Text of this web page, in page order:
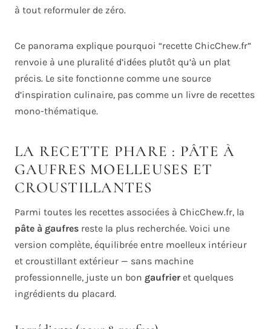
à tout reformuler de zéro.
Ce panorama explique pourquoi “recette ChicChew.fr”
renvoie à une pluralité d’idées plutôt qu’à un plat
précis. Le site fonctionne comme une source
d’inspiration culinaire, pas comme un livre de recettes
mono-thématique.
LA RECETTE PHARE : PÂTE À
GAUFRES MOELLEUSES ET
CROUSTILLANTES
Parmi toutes les recettes associées à ChicChew.fr, la
pâte à gaufres reste la plus recherchée. Voici une
version complète, équilibrée entre moelleux intérieur
et croustillant extérieur — sans machine
professionnelle, juste un bon gaufrieret quelques
ingrédients du placard.